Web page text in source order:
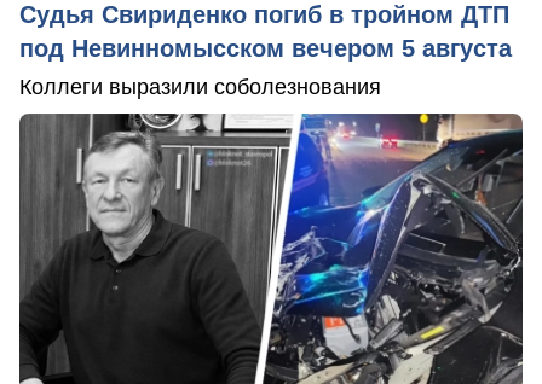
Судья Свириденко погиб в тройном ДТП
под Невинномысском вечером 5 августа
Коллеги выразили соболезнования